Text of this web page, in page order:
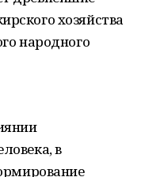
хозяйства
народного
в